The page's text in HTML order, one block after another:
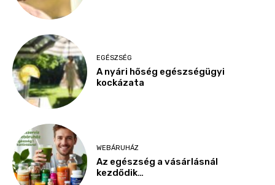
EGÉSZSÉG
A nyári hőség egészségügyi
kockázata
WEBÁRUHÁZ
Az egészség a vásárlásnál
kezdődik…